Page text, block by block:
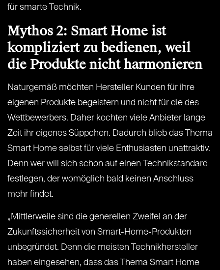
für smarte Technik.
Mythos 2: Smart Home ist
kompliziert zu bedienen, weil
die Produkte nicht harmonieren
Naturgemäß möchten Hersteller Kunden für ihre
eigenen Produkte begeistern und nicht für die des
Wettbewerbers. Daher kochten viele Anbieter lange
Zeit ihr eigenes Süppchen. Dadurch blieb das Thema
Smart Home selbst für viele Enthusiasten unattraktiv.
Denn wer will sich schon auf einen Technikstandard
festlegen, der womöglich bald keinen Anschluss
mehr findet.
„Mittlerweile sind die generellen Zweifel an der
Zukunftssicherheit von Smart-Home-Produkten
unbegründet. Denn die meisten Technikhersteller
haben eingesehen, dass das Thema Smart Home